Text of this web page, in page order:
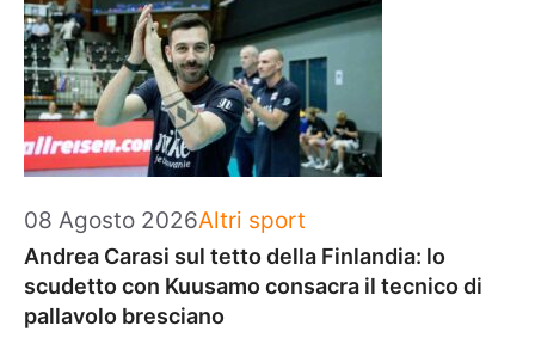
08 Agosto 2026Categorie
Altri sport
Andrea Carasi sul tetto della Finlandia: lo
scudetto con Kuusamo consacra il tecnico di
pallavolo bresciano